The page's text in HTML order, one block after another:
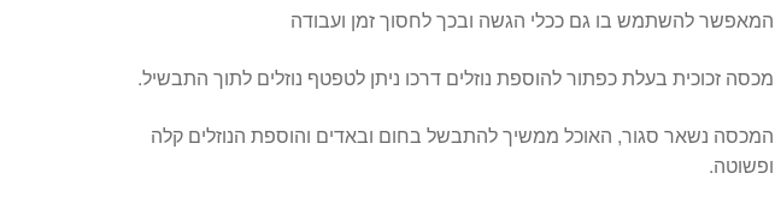
המאפשר להשתמש בו גם ככלי הגשה ובכך לחסוך זמן ועבודה
מכסה זכוכית בעלת כפתור להוספת נוזלים דרכו ניתן לטפטף נוזלים לתוך התבשיל.
המכסה נשאר סגור, האוכל ממשיך להתבשל בחום ובאדים והוספת הנוזלים קלה
ופשוטה.